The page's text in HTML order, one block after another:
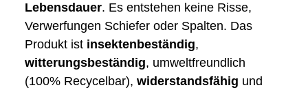
Lebensdauer. Es entstehen keine Risse,
Verwerfungen Schiefer oder Spalten. Das
Produkt ist insektenbeständig,
witterungsbeständig, umweltfreundlich
(100% Recycelbar), widerstandsfähig und